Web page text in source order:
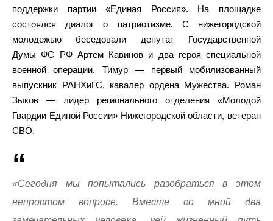
поддержки партии «Единая Россия». На площадке
состоялся диалог о патриотизме. С нижегородской
молодежью беседовали депутат Государственной
Думы ФС РФ Артем Кавинов и два героя специальной
военной операции. Тимур — первый мобилизованный
выпускник РАНХиГС, кавалер ордена Мужества. Роман
Зыков — лидер регионального отделения «Молодой
Гвардии Единой России» Нижегородской области, ветеран
СВО.
«Сегодня мы попытались разобраться в этом
непростом вопросе. Вместе со мной два